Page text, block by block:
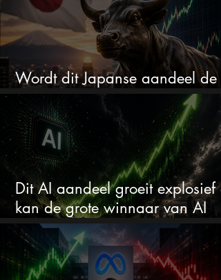
Wordt dit Japanse aandeel de
comeback kid van 2026?
Dit AI aandeel groeit explosief
kan de grote winnaar van AI
worden